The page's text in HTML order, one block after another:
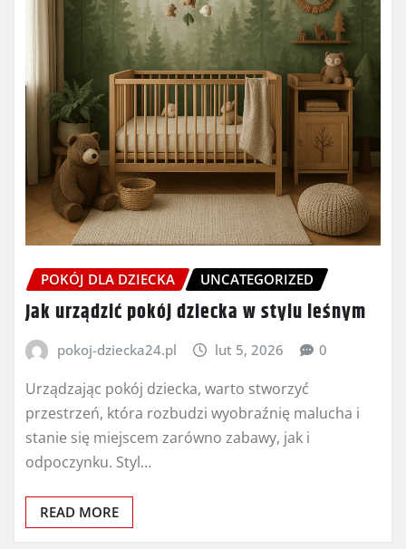
POKÓJ DLA DZIECKA UNCATEGORIZED
Jak urządzić pokój dziecka w stylu leśnym
pokoj-dziecka24.pl lut 5, 2026 0
Urządzając pokój dziecka, warto stworzyć
przestrzeń, która rozbudzi wyobraźnię malucha i
stanie się miejscem zarówno zabawy, jak i
odpoczynku. Styl…
READ MORE